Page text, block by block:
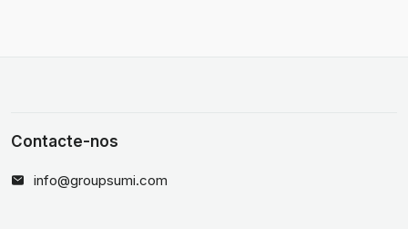
Contacte-nos
info@groupsumi.com